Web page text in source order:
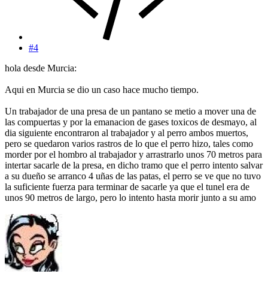
#4
hola desde Murcia:
Aqui en Murcia se dio un caso hace mucho tiempo.
Un trabajador de una presa de un pantano se metio a mover una de
las compuertas y por la emanacion de gases toxicos de desmayo, al
dia siguiente encontraron al trabajador y al perro ambos muertos,
pero se quedaron varios rastros de lo que el perro hizo, tales como
morder por el hombro al trabajador y arrastrarlo unos 70 metros para
intertar sacarle de la presa, en dicho tramo que el perro intento salvar
a su dueño se arranco 4 uñas de las patas, el perro se ve que no tuvo
la suficiente fuerza para terminar de sacarle ya que el tunel era de
unos 90 metros de largo, pero lo intento hasta morir junto a su amo